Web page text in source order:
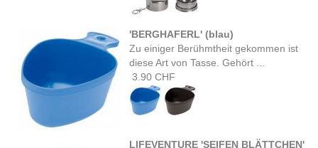
'BERGHAFERL' (blau)
Zu einiger Berühmtheit gekommen ist
diese Art von Tasse. Gehört ...
3.90 CHF
LIFEVENTURE 'SEIFEN BLÄTTCHEN'